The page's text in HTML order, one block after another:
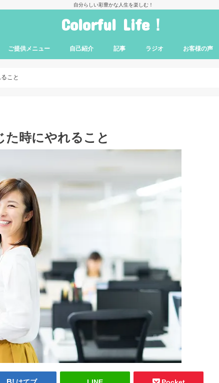
自分らしい彩豊かな人生を楽しむ！
Colorful Life！
ご提供メニュー 自己紹介 記事 ラジオ お客様の声
こと
た時にやれること